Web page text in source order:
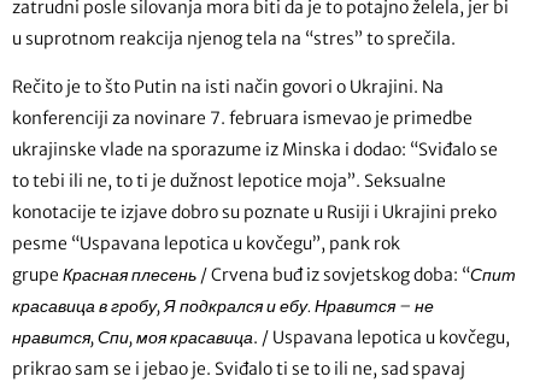
zatrudni posle silovanja mora biti da je to potajno želela, jer bi
u suprotnom reakcija njenog tela na “stres” to sprečila.
Rečito je to što Putin na isti način govori o Ukrajini. Na
konferenciji za novinare 7. februara ismevao je primedbe
ukrajinske vlade na sporazume iz Minska i dodao: “Sviđalo se
to tebi ili ne, to ti je dužnost lepotice moja”. Seksualne
konotacije te izjave dobro su poznate u Rusiji i Ukrajini preko
pesme “Uspavana lepotica u kovčegu”, pank rok
grupe Красная плесень / Crvena buđ iz sovjetskog doba: “Спит
красавица в гробу, Я подкрался и ебу. Нравится – не
нравится, Спи, моя красавица. / Uspavana lepotica u kovčegu,
prikrao sam se i jebao je. Sviđalo ti se to ili ne, sad spavaj